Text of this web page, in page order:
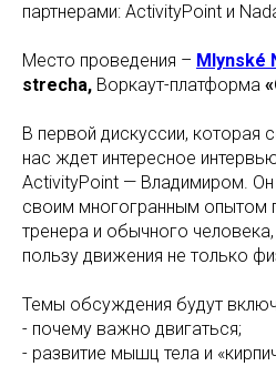
партнерами: ActivityPoint и
Место проведения – Mlynské
strecha, Воркаут-платформа
В первой дискуссии, которая
нас ждет интересное
ActivityPoint — Владимиром. Он
своим многогранным опытом
тренера и обычного
пользу движения не только
Темы обсуждения будут
- почему важно двигаться;
- развитие мышц тела и